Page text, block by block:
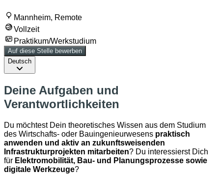
Mannheim, Remote
Vollzeit
Praktikum/Werkstudium
Auf diese Stelle bewerben
Deutsch
Deine Aufgaben und
Verantwortlichkeiten
Du möchtest Dein theoretisches Wissen aus dem Studium
des Wirtschafts- oder Bauingenieurwesens praktisch
anwenden und aktiv an zukunftsweisenden
Infrastrukturprojekten mitarbeiten? Du interessierst Dich
für Elektromobilität, Bau- und Planungsprozesse sowie
digitale Werkzeuge?